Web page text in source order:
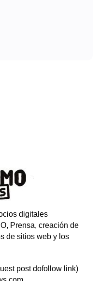
digitales
Prensa, creación de
de sitios web y los
post dofollow link)